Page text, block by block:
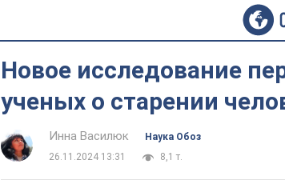
Новое исследование
ученых о старении
Инна Василюк
Наука Обоз
26.11.2024 13:31
8,1 т.